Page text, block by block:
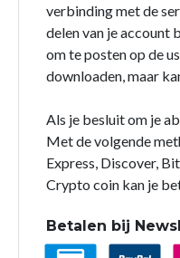
verbinding met de
delen van je account
om te posten op de
downloaden, maar
Als je besluit om je
Met de volgende
Express, Discover,
Crypto coin kan je
Betalen bij